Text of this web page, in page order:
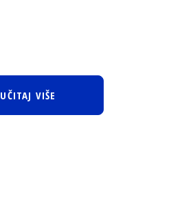
UČITAJ VIŠE